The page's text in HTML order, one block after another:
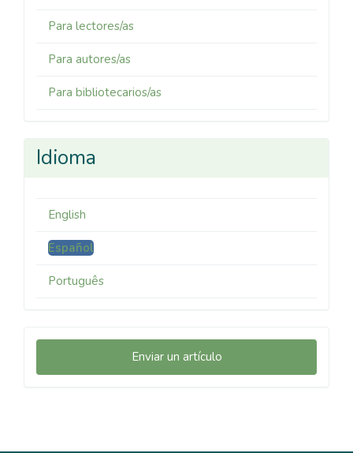
Para lectores/as
Para autores/as
Para bibliotecarios/as
Idioma
English
Español
Português
Enviar
un
Enviar un artículo